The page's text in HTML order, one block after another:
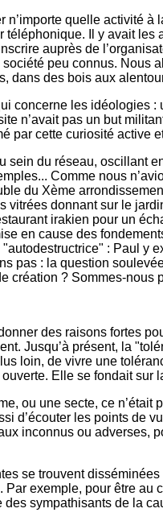
quelle activité
téléphonique. Il y avait
auprès de
peu connus.
dans des bois aux
concerne les idéologies
n’avait pas un but
par cette curiosité active
sein du réseau, oscillant
Comme nous
du Xème
vitrées donnant sur le
irakien pour un
en cause des
: Paul y
pas : la question
création ? Sommes-
des raisons fortes
Jusqu’à présent, la
loin, de vivre une
Elle se fondait
ou une secte, ce
d’écouter les points de
inconnus ou adverses,
se trouvent
exemple, pour être
sympathisants de la